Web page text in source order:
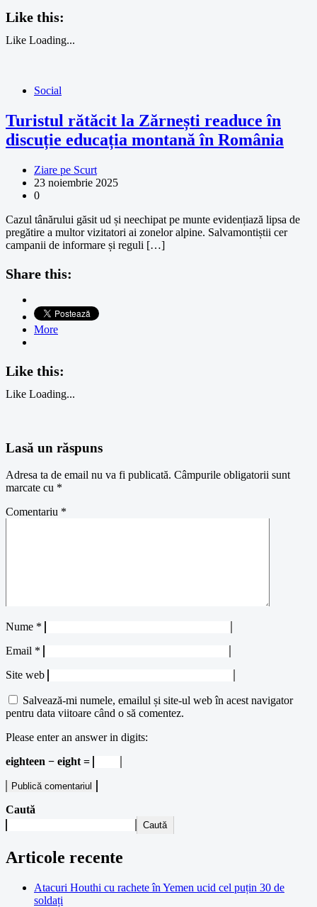
Like this:
Like Loading...
Social
Turistul rătăcit la Zărnești readuce în
discuție educația montană în România
Ziare pe Scurt
23 noiembrie 2025
0
Cazul tânărului găsit ud și neechipat pe munte evidențiază lipsa de
pregătire a multor vizitatori ai zonelor alpine. Salvamontiștii cer
campanii de informare și reguli […]
Share this:
More
Like this:
Like Loading...
Lasă un răspuns
Adresa ta de email nu va fi publicată. Câmpurile obligatorii sunt
marcate cu *
Comentariu *
Nume *
Email *
Site web
Salvează-mi numele, emailul și site-ul web în acest navigator
pentru data viitoare când o să comentez.
Please enter an answer in digits:
eighteen − eight =
Caută
Caută
Articole recente
Atacuri Houthi cu rachete în Yemen ucid cel puțin 30 de
soldați